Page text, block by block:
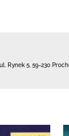
ul. Rynek 5 59-230